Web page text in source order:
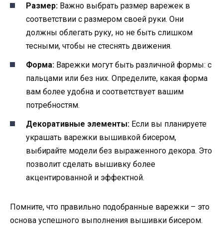
Размер: Важно выбрать размер варежек в
соответствии с размером своей руки. Они
должны облегать руку, но не быть слишком
тесными, чтобы не стеснять движения.
Форма: Варежки могут быть различной формы: с
пальцами или без них. Определите, какая форма
вам более удобна и соответствует вашим
потребностям.
Декоративные элементы: Если вы планируете
украшать варежки вышивкой бисером,
выбирайте модели без выраженного декора. Это
позволит сделать вышивку более
акцентированной и эффектной.
Помните, что правильно подобранные варежки – это
основа успешного выполнения вышивки бисером.